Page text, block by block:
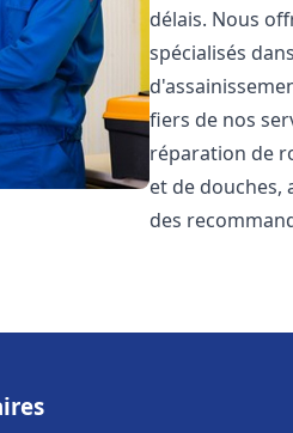
délais. Nous
spécialisés
fiers de nos
réparation de
et de douches,
des